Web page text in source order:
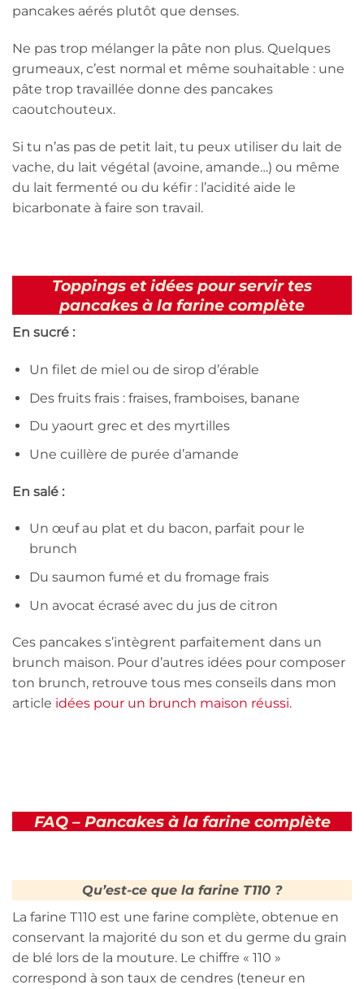
pancakes aérés plutôt que denses.
Ne pas trop mélanger la pâte non plus. Quelques
grumeaux, c’est normal et même souhaitable : une
pâte trop travaillée donne des pancakes
caoutchouteux.
Si tu n’as pas de petit lait, tu peux utiliser du lait de
vache, du lait végétal (avoine, amande…) ou même
du lait fermenté ou du kéfir : l’acidité aide le
bicarbonate à faire son travail.
Toppings et idées pour servir tes
pancakes à la farine complète
En sucré :
Un filet de miel ou de sirop d’érable
Des fruits frais : fraises, framboises, banane
Du yaourt grec et des myrtilles
Une cuillère de purée d’amande
En salé :
Un œuf au plat et du bacon, parfait pour le
brunch
Du saumon fumé et du fromage frais
Un avocat écrasé avec du jus de citron
Ces pancakes s’intègrent parfaitement dans un
brunch maison. Pour d’autres idées pour composer
ton brunch, retrouve tous mes conseils dans mon
article idées pour un brunch maison réussi.
FAQ – Pancakes à la farine complète
Qu’est-ce que la farine T110 ?
La farine T110 est une farine complète, obtenue en
conservant la majorité du son et du germe du grain
de blé lors de la mouture. Le chiffre « 110 »
correspond à son taux de cendres (teneur en